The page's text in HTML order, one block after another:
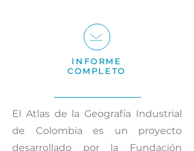
INFORME
COMPLETO
El Atlas de la Geografía Industrial
de Colombia es un proyecto
desarrollado por la Fundación